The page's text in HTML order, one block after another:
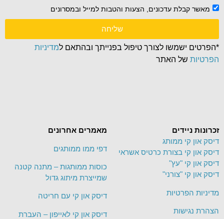
מאמרים אחרונים
דפי ממו ממותגים
כוסות ממותגות – מתנה קטנה
שמייצרת מיתוג גדול
דיסק און קי עם חריטה
דיסק און קי לאייפון – העברת
זכרונות ניידים
דיסק און קי ממותג
דיסק און קי בצורת כרטיס אשראי
דיסק און קי "עץ"
דיסק און קי "צורני"
מדיניות הפרטיות
הצהרת נגישות
מאשר קבלת עדכונים, הצעות והטבות למייל ובמסרונים
שליחה
*הפרטים ישמשו לצורך טיפול בפנייתך ובהתאם למדיניות
הפרטיות של האתר